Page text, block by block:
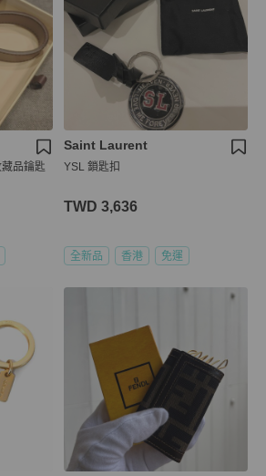
品鑰匙
Saint Laurent
YSL 鎖匙扣
TWD 3,636
全新品 香港 免運